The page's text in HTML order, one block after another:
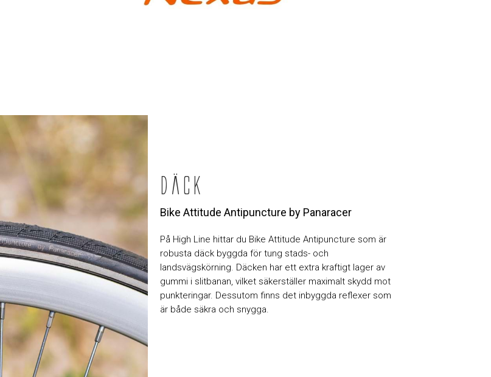
Däck
Bike Attitude Antipuncture by Panaracer
På High Line hittar du Bike Attitude Antipuncture som är
robusta däck byggda för tung stads- och
landsvägskörning. Däcken har ett extra kraftigt lager av
gummi i slitbanan, vilket säkerställer maximalt skydd mot
punkteringar. Dessutom finns det inbyggda reflexer som
är både säkra och snygga.